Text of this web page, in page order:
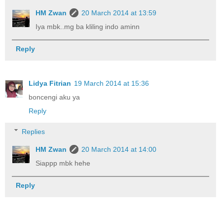
HM Zwan
20 March 2014 at 13:59
Iya mbk..mg ba kliling indo aminn
Reply
Lidya Fitrian 19 March 2014 at 15:36
boncengi aku ya
Reply
Replies
HM Zwan
20 March 2014 at 14:00
Siappp mbk hehe
Reply